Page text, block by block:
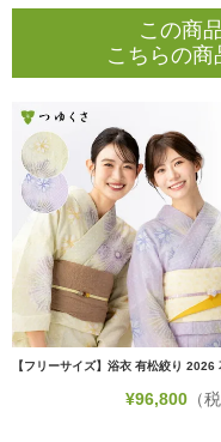
この商
こちらの商
【フリーサイズ】浴衣 有松絞り 2026
¥96,800 （